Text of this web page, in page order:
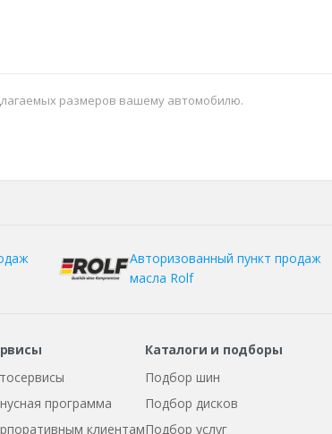
размеров вашему автомобилю.
Авторизованный пункт продаж
масла Rolf
программа
клиентам
Каталоги и подборы
Подбор шин
Подбор дисков
Подбор услуг